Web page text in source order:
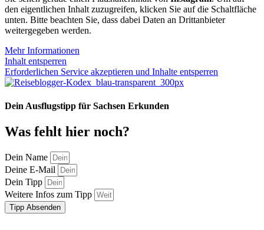
den eigentlichen Inhalt zuzugreifen, klicken Sie auf die Schaltfläche
unten. Bitte beachten Sie, dass dabei Daten an Drittanbieter
weitergegeben werden.
Mehr Informationen
Inhalt entsperren
Erforderlichen Service akzeptieren und Inhalte entsperren
Dein Ausflugstipp für Sachsen Erkunden
Was fehlt hier noch?
Dein Name
Deine E-Mail
Dein Tipp
Weitere Infos zum Tipp
Tipp Absenden